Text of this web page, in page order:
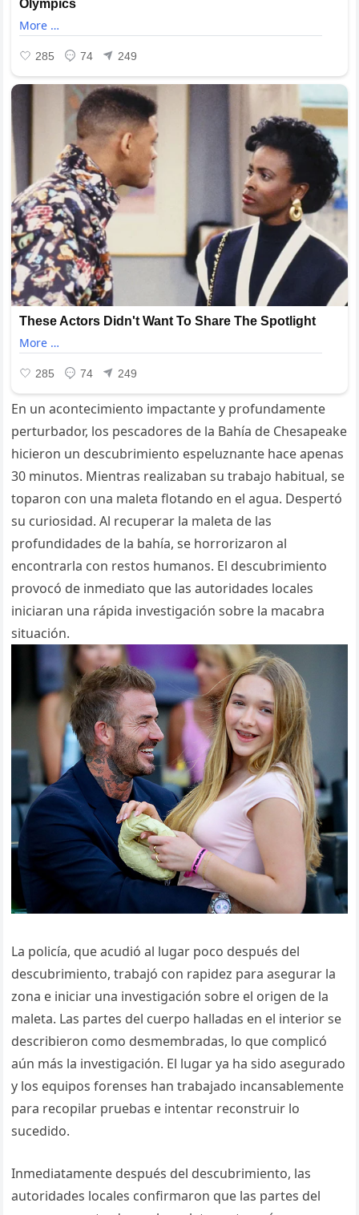
En un acontecimiento impactante y profundamente
perturbador, los pescadores de la Bahía de Chesapeake
hicieron un descubrimiento espeluznante hace apenas
30 minutos. Mientras realizaban su trabajo habitual, se
toparon con una maleta flotando en el agua. Despertó
su curiosidad. Al recuperar la maleta de las
profundidades de la bahía, se horrorizaron al
encontrarla con restos humanos. El descubrimiento
provocó de inmediato que las autoridades locales
iniciaran una rápida investigación sobre la macabra
situación.
La policía, que acudió al lugar poco después del
descubrimiento, trabajó con rapidez para asegurar la
zona e iniciar una investigación sobre el origen de la
maleta. Las partes del cuerpo halladas en el interior se
describieron como desmembradas, lo que complicó
aún más la investigación. El lugar ya ha sido asegurado
y los equipos forenses han trabajado incansablemente
para recopilar pruebas e intentar reconstruir lo
sucedido.
Inmediatamente después del descubrimiento, las
autoridades locales confirmaron que las partes del